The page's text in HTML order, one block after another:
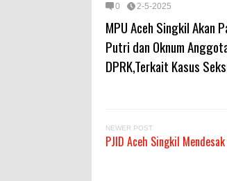
0 2-5-2025
MPU Aceh Singkil Akan
Putri dan Oknum
DPRK,Terkait Kasus
NEWER POST
PJID Aceh Singkil